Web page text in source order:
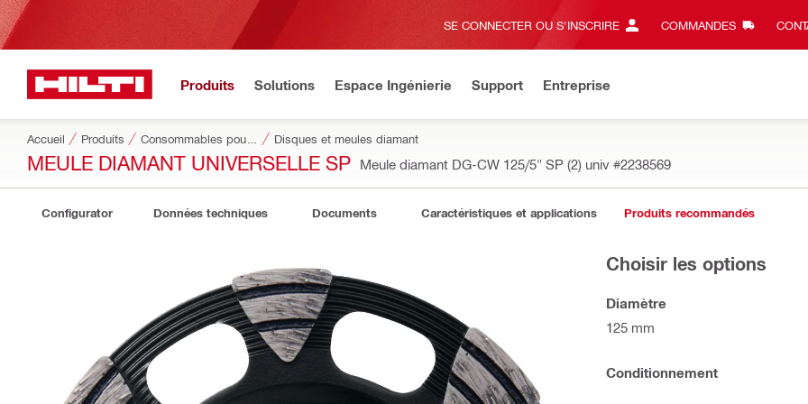
SE CONNECTER OU S'INSCRIRE COMMANDES
Produits Solutions Espace Ingénierie Support Entreprise
Accueil Produits Disques et meules diamant
MEULE DIAMANT UNIVERSELLE SP Meule diamant DG-CW 125/5" SP (2) univ #2238569
Configurator Données techniques Documents Caractéristiques et applications Produits recommandés
Choisir les options
Diamètre
125 mm
Conditionnement